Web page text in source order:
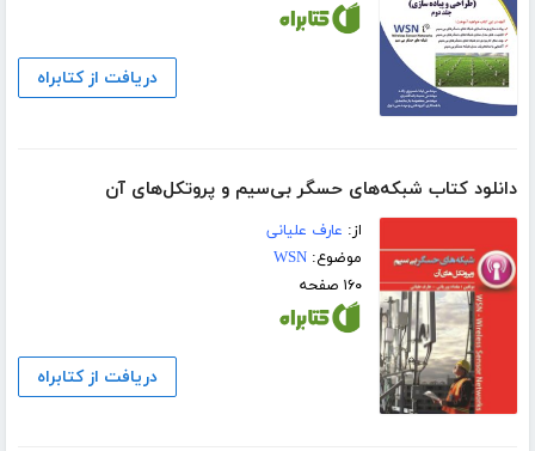
دریافت از کتابراه
دانلود کتاب شبکه‌های حسگر بی‌سیم و پروتکل‌های آن
از: عارف علیانی
موضوع:WSN
۱۶۰ صفحه
دریافت از کتابراه